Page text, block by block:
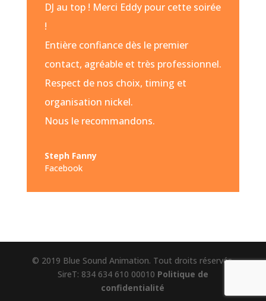
DJ au top ! Merci Eddy pour cette soirée
!
Entière confiance dès le premier
contact, agréable et très professionnel.
Respect de nos choix, timing et
organisation nickel.
Nous le recommandons.
Steph Fanny
Facebook
© 2019 Blue Sound Animation. Tout droits réservés.
SireT: 834 634 610 00010 Politique de
confidentialité